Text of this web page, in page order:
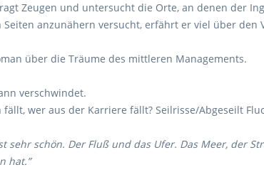
Zeugen und untersucht die Orte, an denen der
Seiten anzunähern versucht, erfährt er viel über
über die Träume des mittleren Managements.
verschwindet.
fällt, wer aus der Karriere fällt? Seilrisse/Abgeseilt
sehr schön. Der Fluß und das Ufer. Das Meer, der
hat.”